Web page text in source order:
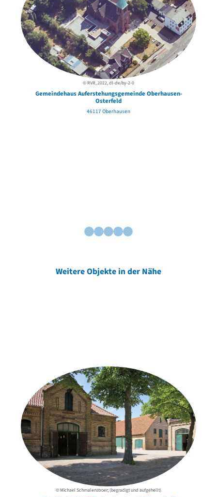
© RVR, 2022, dl-de/by-2-0
Gemeindehaus Auferstehungsgemeinde Oberhausen-
Osterfeld
46117 Oberhausen
Weitere Objekte in der Nähe
© Michael Schmalenstroer; (begradigt und aufgehellt)